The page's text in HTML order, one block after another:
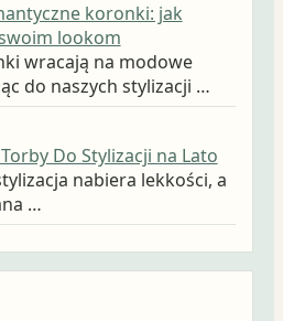
koronki: jak
lookom
wracają na modowe
do naszych stylizacji …
Do Stylizacji na Lato
nabiera lekkości, a
…